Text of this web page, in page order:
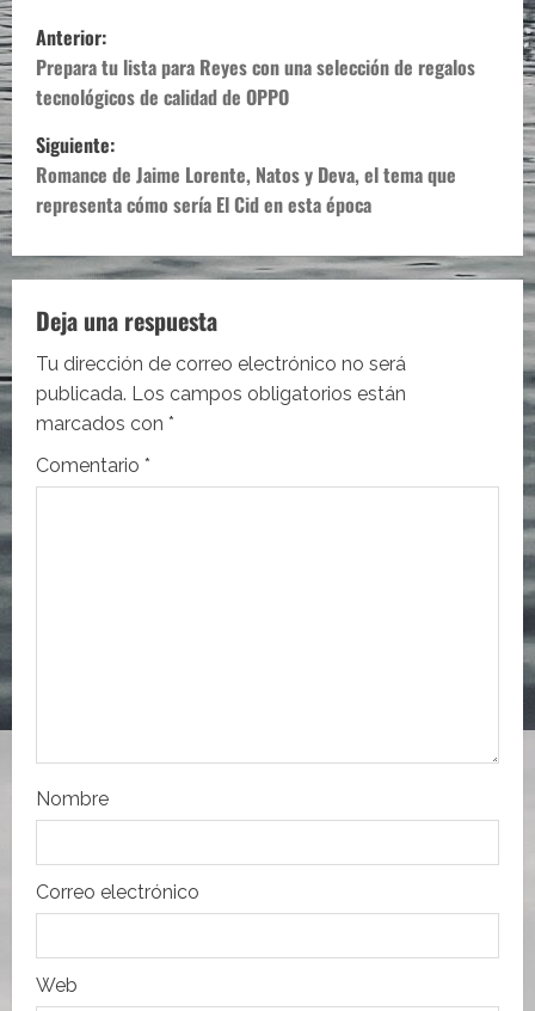
N
a
v
e
g
a
c
i
ó
n
r
a
d
a
s
Anterior:
Prepara tu lista para Reyes con una selección de regalos
tecnológicos de calidad de OPPO
Siguiente:
Romance de Jaime Lorente, Natos y Deva, el tema que
representa cómo sería El Cid en esta época
Deja una respuesta
Tu dirección de correo electrónico no será
publicada. Los campos obligatorios están
marcados con *
Comentario *
Nombre
Correo electrónico
Web